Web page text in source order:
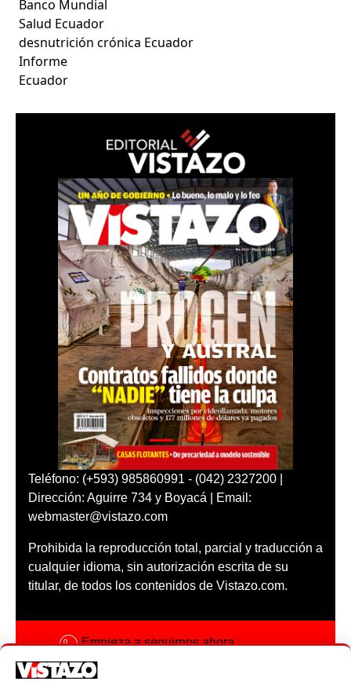
Banco Mundial
Salud Ecuador
desnutrición crónica Ecuador
Informe
Ecuador
Teléfono: (+593) 985860991 - (042) 2327200 |
Dirección: Aguirre 734 y Boyacá | Email:
webmaster@vistazo.com
Prohibida la reproducción total, parcial y traducción a
cualquier idioma, sin autorización escrita de su
titular, de todos los contenidos de Vistazo.com.
Empieza a seguirnos ahora